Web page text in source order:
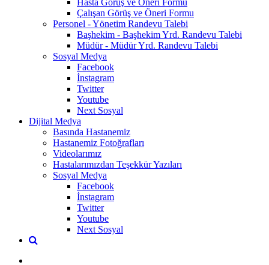
Çalışan Görüş ve Öneri Formu
Personel - Yönetim Randevu Talebi
Başhekim - Başhekim Yrd. Randevu Talebi
Müdür - Müdür Yrd. Randevu Talebi
Sosyal Medya
Facebook
İnstagram
Twitter
Youtube
Next Sosyal
Dijital Medya
Basında Hastanemiz
Hastanemiz Fotoğrafları
Videolarımız
Hastalarımızdan Teşekkür Yazıları
Sosyal Medya
Facebook
İnstagram
Twitter
Youtube
Next Sosyal